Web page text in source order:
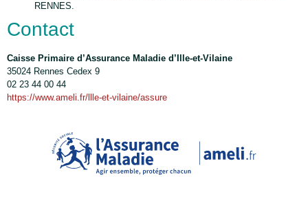
RENNES.
Contact
Caisse Primaire d’Assurance Maladie d’Ille-et-Vilaine
35024 Rennes Cedex 9
02 23 44 00 44
https://www.ameli.fr/llle-et-vilaine/assure